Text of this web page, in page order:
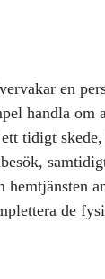
en
handla om
tidigt
hemtjänsten
de